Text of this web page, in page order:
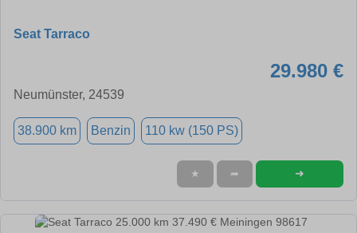
Seat Tarraco
29.980 €
Neumünster, 24539
38.900 km Benzin 110 kw (150 PS)
★ ➦ ➜